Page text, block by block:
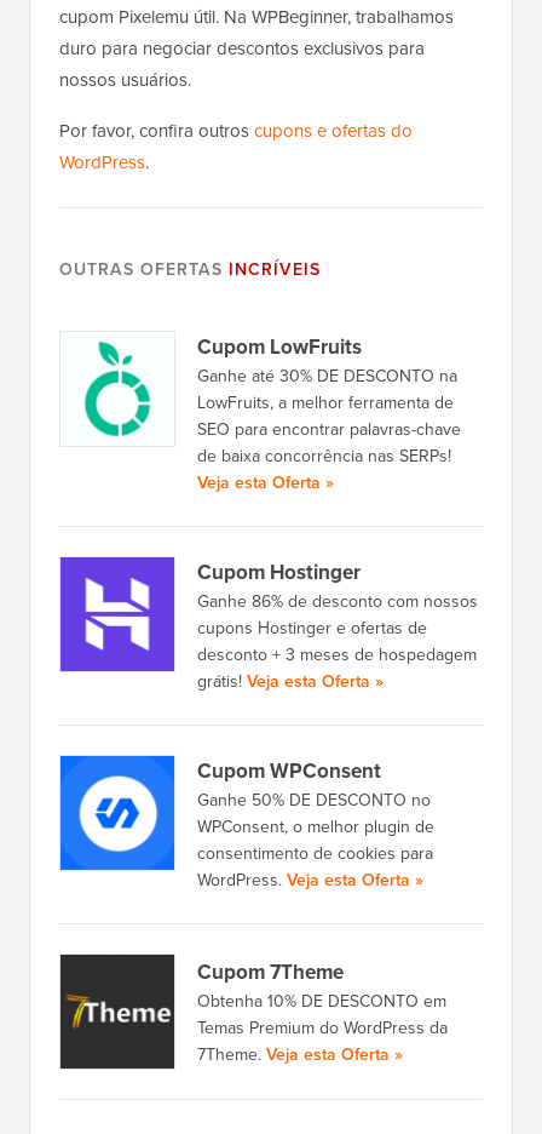
cupom Pixelemu útil. Na WPBeginner, trabalhamos
duro para negociar descontos exclusivos para
nossos usuários.
Por favor, confira outroscupons e ofertas do
WordPress.
OUTRAS OFERTAS INCRÍVEIS
Cupom LowFruits
Ganhe até 30% DE DESCONTO na
LowFruits, a melhor ferramenta de
SEO para encontrar palavras-chave
de baixa concorrência nas SERPs!
Veja esta Oferta »
Cupom Hostinger
Ganhe 86% de desconto com nossos
cupons Hostinger e ofertas de
desconto + 3 meses de hospedagem
grátis!Veja esta Oferta »
Cupom WPConsent
Ganhe 50% DE DESCONTO no
WPConsent, o melhor plugin de
consentimento de cookies para
WordPress.Veja esta Oferta »
Cupom 7Theme
Obtenha 10% DE DESCONTO em
Temas Premium do WordPress da
7Theme.Veja esta Oferta »